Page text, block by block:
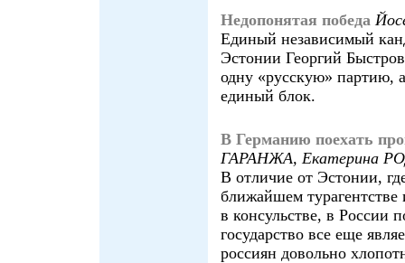
Недопонятая победа
Единый независимый
Эстонии Георгий
одну «русскую» партию,
единый блок.
В Германию поехать
ГАРАНЖА, Екатерина
В отличие от Эстонии,
ближайшем
в консульстве, в России
государство все еще
россиян довольно